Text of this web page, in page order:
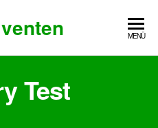
MENÜ
Test